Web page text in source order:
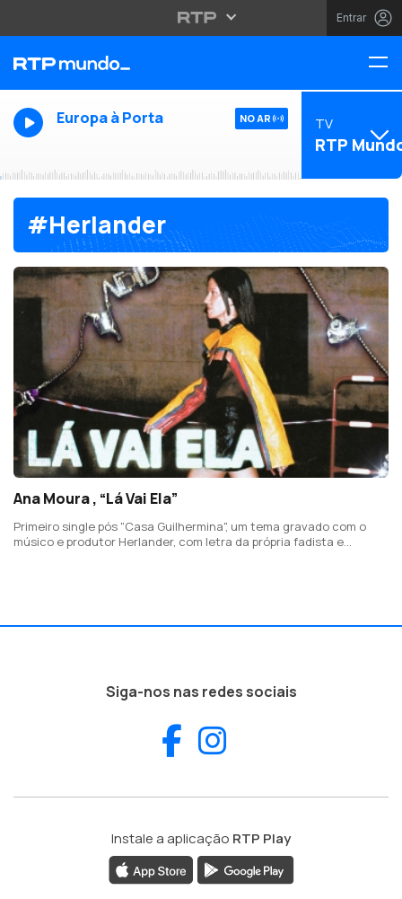
Entrar
Europa à Porta NO AR TV
RTP
#Herlander
Ana Moura , “Lá Vai Ela”
Primeiro single pós "Casa Guilhermina", um tema gravado com o
músico e produtor Herlander, com letra da própria fadista e
Siga-nos nas redes sociais
Facebook
Instale a aplicação RTP Play